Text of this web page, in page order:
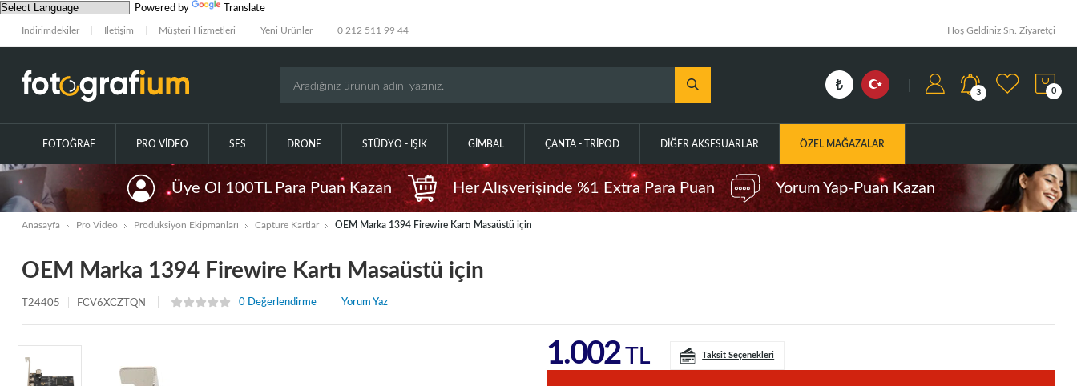
Powered by Translate
İndirimdekiler İletişim Müşteri Hizmetleri Yeni Ürünler 0 212 511 99 44 Hoş Geldiniz Sn. Ziyaretçi
3 0
FOTOĞRAF PRO VIDEO SES DRONE STÜDYO - IŞIK GIMBAL ÇANTA - TRIPOD DIĞER AKSESUARLAR ÖZEL MAĞAZALAR
Üye Ol 100TL Para Puan Kazan Her Alışverişinde %1 Extra Para Puan Yorum Yap-Puan Kazan
Anasayfa Pro Video Produksiyon Ekipmanları Capture Kartlar OEM Marka 1394 Firewire Kartı Masaüstü için
OEM Marka 1394 Firewire Kartı Masaüstü için
T24405 FCV6XCZTQN 0 Değerlendirme Yorum Yaz
1.002TL Taksit Seçenekleri